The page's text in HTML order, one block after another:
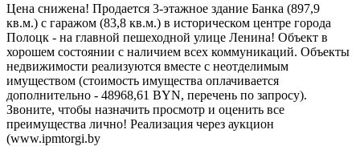
Цена снижена! Продается 3-этажное здание Банка (897,9
кв.м.) с гаражом (83,8 кв.м.) в историческом центре города
Полоцк - на главной пешеходной улице Ленина! Объект в
хорошем состоянии с наличием всех коммуникаций. Объекты
недвижимости реализуются вместе с неотделимым
имуществом (стоимость имущества оплачивается
дополнительно - 48968,61 BYN, перечень по запросу).
Звоните, чтобы назначить просмотр и оценить все
преимущества лично! Реализация через аукцион
(www.ipmtorgi.by